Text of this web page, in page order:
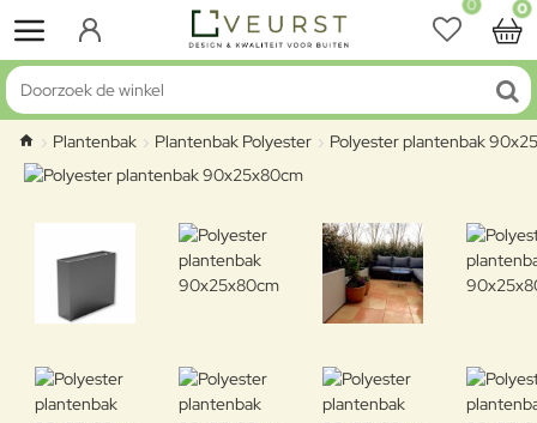
0 0
Doorzoek de winkel
home
Plantenbak Plantenbak Polyester Polyester plantenbak